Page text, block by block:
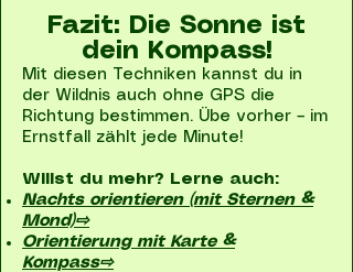
Fazit: Die Sonne ist
dein Kompass!
Mit diesen Techniken kannst du in
der Wildnis auch ohne GPS die
Richtung bestimmen. Übe vorher – im
Ernstfall zählt jede Minute!
Willst du mehr? Lerne auch:
Nachts orientieren (mit Sternen &
Mond)⇨
Orientierung mit Karte &
Kompass⇨